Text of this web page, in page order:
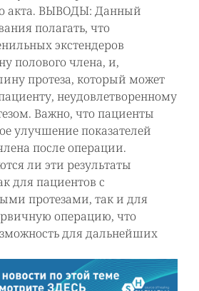
акта. ВЫВОДЫ: Данный
полагать, что
экстендеров
полового члена, и,
протеза, который может
неудовлетворенному
Важно, что пациенты
улучшение показателей
после операции.
ли эти результаты
для пациентов с
протезами, так и для
операцию, что
для дальнейших